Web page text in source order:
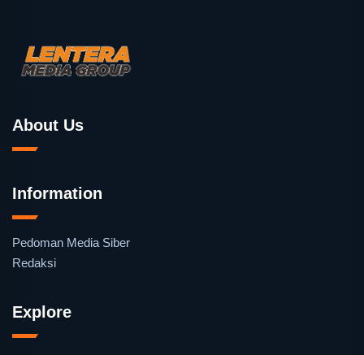
About Us
Information
Pedoman Media Siber
Redaksi
Explore